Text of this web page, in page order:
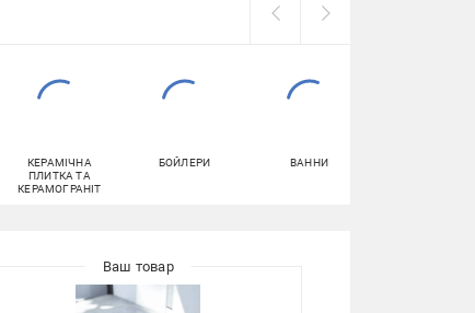
КЕРАМІЧНА
ПЛИТКА ТА
КЕРАМОГРАНІТ
БОЙЛЕРИ ВАННИ